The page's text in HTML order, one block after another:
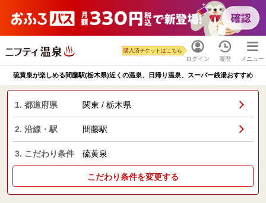
ログイン
購入済チケットはこちら
履歴 メニュー
硫黄泉が楽しめる間藤駅(栃木県)近くの温泉、日帰り温泉、スーパー銭湯おすすめ
1. 都道府県 関東 / 栃木県
2. 沿線・駅 間藤駅
3. こだわり条件 硫黄泉
こだわり条件を変更する